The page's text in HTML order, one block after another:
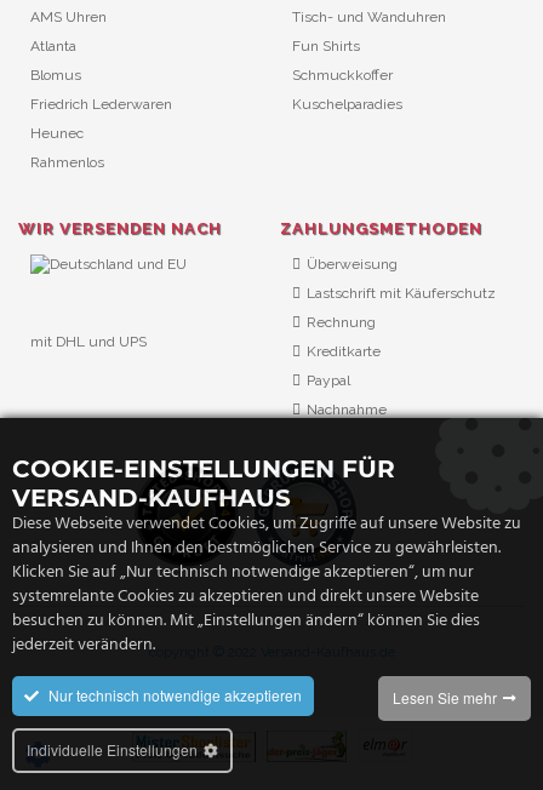
AMS Uhren
Atlanta
Blomus
Friedrich Lederwaren
Heunec
Rahmenlos
Tisch- und Wanduhren
Fun Shirts
Schmuckkoffer
Kuschelparadies
WIR VERSENDEN NACH
mit DHL und UPS
ZAHLUNGSMETHODEN
Überweisung
Lastschrift mit Käuferschutz
Rechnung
Kreditkarte
Paypal
Nachnahme
copyright © 2022 Versand-Kaufhaus.de
COOKIE-EINSTELLUNGEN FÜR
VERSAND-KAUFHAUS
Diese Webseite verwendet Cookies, um Zugriffe auf unsere Website zu
analysieren und Ihnen den bestmöglichen Service zu gewährleisten.
Klicken Sie auf „Nur technisch notwendige akzeptieren“, um nur
systemrelante Cookies zu akzeptieren und direkt unsere Website
besuchen zu können. Mit „Einstellungen ändern“ können Sie dies
jederzeit verändern.
Nur technisch notwendige akzeptieren Lesen Sie mehr
Individuelle Einstellungen